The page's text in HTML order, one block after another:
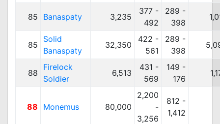
85 Banaspaty 3,235
377 -
492
289 -
398
85
Solid
Banaspaty
32,350
422 -
561
289 -
398
88
Firelock
Soldier
6,513
431 -
569
149 -
176
88 Monemus 80,000
2,200
-
3,256
812 -
1,412